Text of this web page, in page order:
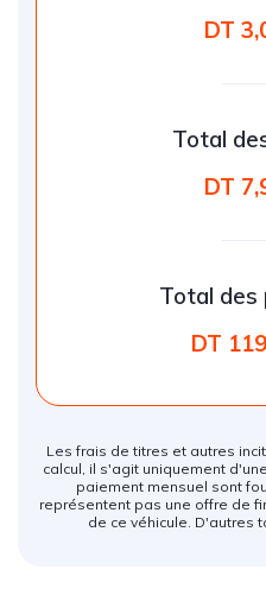
DT
Total
DT
Total des
DT
Les frais de titres et autres
calcul, il s'agit uniquement
paiement mensuel sont
représentent pas une offre de
de ce véhicule. D'autres